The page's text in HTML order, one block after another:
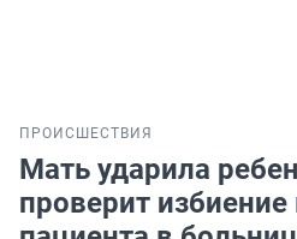
ПРОИСШЕСТВИЯ
Мать ударила
проверит избиение